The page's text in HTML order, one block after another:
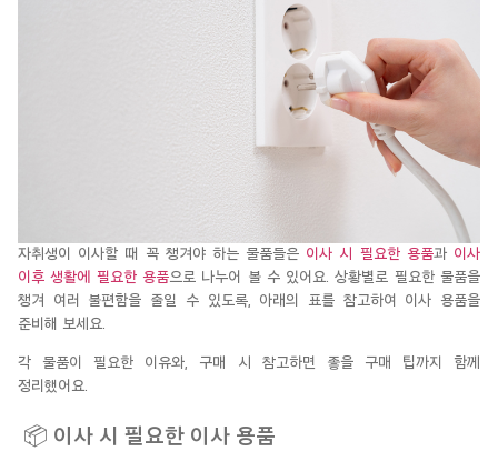
자취생이 이사할 때 꼭 챙겨야 하는 물품들은 이사 시 필요한 용품과 이사
이후 생활에 필요한 용품으로 나누어 볼 수 있어요. 상황별로 필요한 물품을
챙겨 여러 불편함을 줄일 수 있도록, 아래의 표를 참고하여 이사 용품을
준비해 보세요.
각 물품이 필요한 이유와, 구매 시 참고하면 좋을 구매 팁까지 함께
정리했어요.
📦 이사 시 필요한 이사 용품